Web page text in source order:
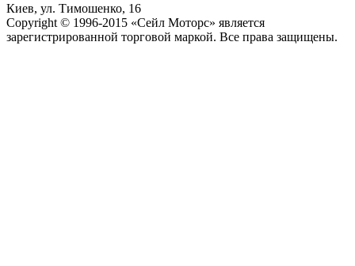
Киев, ул. Тимошенко, 16
Copyright © 1996-2015 «Сейл Моторс» является
зарегистрированной торговой маркой. Все права защищены.